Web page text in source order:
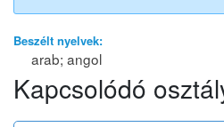
Beszélt nyelvek:
arab; angol
Kapcsolódó